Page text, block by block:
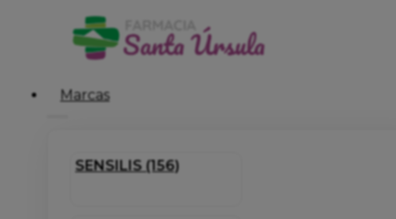
Marcas
SENSILIS (156)